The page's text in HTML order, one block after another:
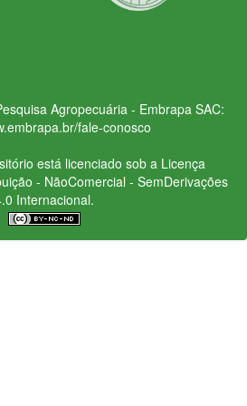
Agropecuária - Embrapa SAC:
fale-conosco
está licenciado sob a Licença
- NãoComercial - SemDerivações
Internacional.